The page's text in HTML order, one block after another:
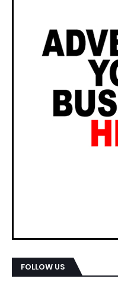
FOLLOW US